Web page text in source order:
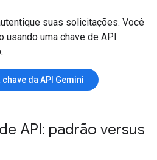
suas solicitações. Você
usando uma chave de API
da API Gemini
API: padrão versus